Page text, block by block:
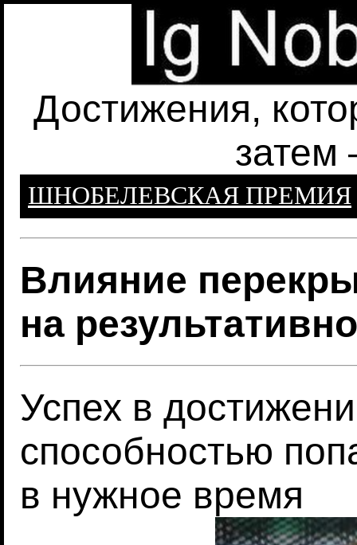
Достижения,
затем
ШНОБЕЛЕВСКАЯ ПРЕМИЯ
Влияние
на
Успех в
способностью
в нужное время